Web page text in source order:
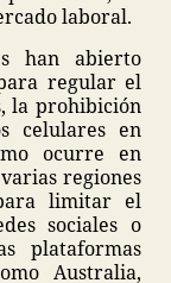
laboral.
han abierto
regular el
la prohibición
celulares en
ocurre en
regiones
limitar el
sociales o
plataformas
Australia,